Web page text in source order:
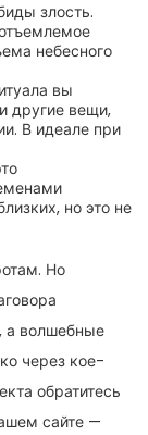
злость.
небесного
вы
другие вещи,
В идеале при
но это не
Но
а волшебные
через кое-
обратитесь
сайте —